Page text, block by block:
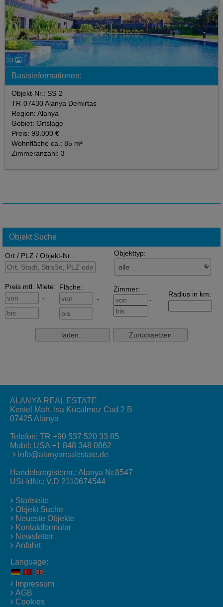
33
Basisinformationen:
Objekt-Nr.: SS-2
TR-07430 Alanya Demirtas
Region: Alanya
Gebiet: Ortslage
Preis: 98.000 €
Wohnfläche ca.: 85 m²
Zimmeranzahl: 3
ALANYA REAL ESTATE
Kestel Mah. Isa Kücülmez Cad 2 B
07425 Alanya
Telefon: TR +90 537 520 33 85
Mobil: USA +1 848 348 0862
info@alanyarealestate.de
Handelsregisternr.: Alanya Nr.8547
USt-IdNr.: V.D 2110674544
Startseite
Objekt Suche
Neueste Objekte
Kontaktformular
Newsletter
Anfahrt
Language:
Impressum
AGB
Cookies